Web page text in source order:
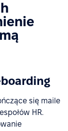
się maile
HR.